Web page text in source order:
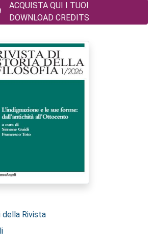
ACQUISTA QUI I TUOI
DOWNLOAD CREDITS
Rivista